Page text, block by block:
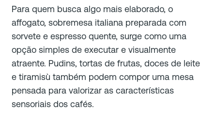
Para quem busca algo mais elaborado, o
affogato, sobremesa italiana preparada com
sorvete e espresso quente, surge como uma
opção simples de executar e visualmente
atraente. Pudins, tortas de frutas, doces de leite
e tiramisù também podem compor uma mesa
pensada para valorizar as características
sensoriais dos cafés.